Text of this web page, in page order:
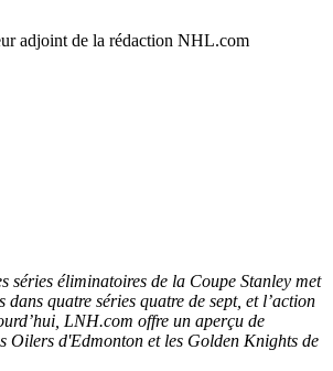
adjoint de la rédaction NHL.com
séries éliminatoires de la Coupe Stanley met
dans quatre séries quatre de sept, et l’action
LNH.com offre un aperçu de
Oilers d'Edmonton et les Golden Knights de